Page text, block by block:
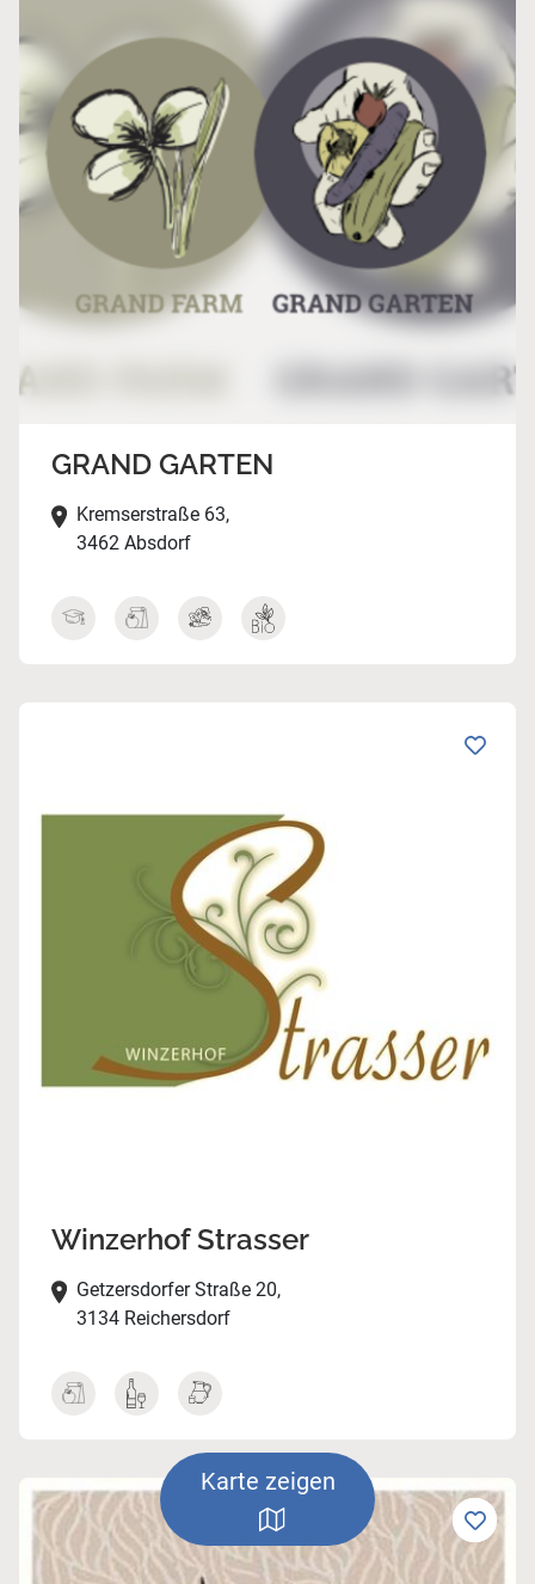
GRAND GARTEN
Kremserstraße 63,
3462 Absdorf
Winzerhof Strasser
Getzersdorfer Straße 20,
3134 Reichersdorf
Karte zeigen